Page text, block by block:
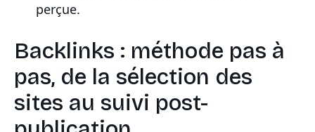
perçue.
Backlinks : méthode pas à
pas, de la sélection des
sites au suivi post-